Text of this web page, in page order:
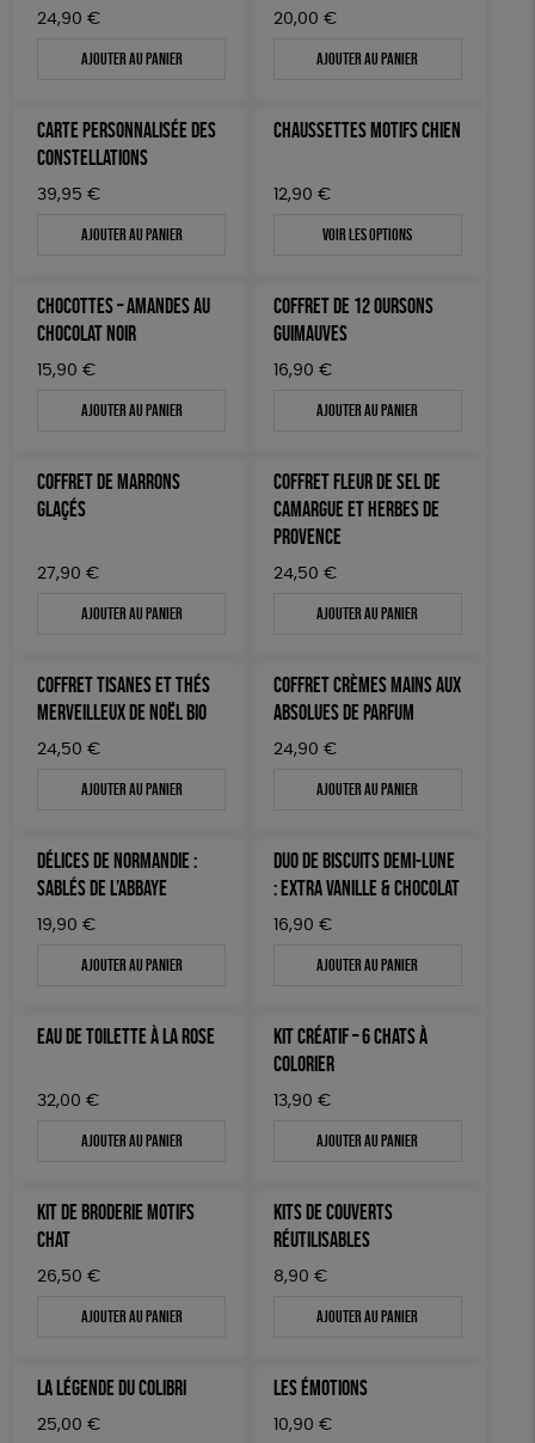
24,90 €
Ajouter au panier
20,00 €
Ajouter au panier
CARTE PERSONNALISÉE DES
CONSTELLATIONS
39,95 €
Ajouter au panier
CHAUSSETTES MOTIFS CHIEN
12,90 €
Voir les options
CHOCOTTES – AMANDES AU
CHOCOLAT NOIR
15,90 €
Ajouter au panier
COFFRET DE 12 OURSONS
GUIMAUVES
16,90 €
Ajouter au panier
COFFRET DE MARRONS
GLAÇÉS
27,90 €
Ajouter au panier
COFFRET FLEUR DE SEL DE
CAMARGUE ET HERBES DE
PROVENCE
24,50 €
Ajouter au panier
COFFRET TISANES ET THÉS
MERVEILLEUX DE NOËL BIO
24,50 €
Ajouter au panier
COFFRET CRÈMES MAINS AUX
ABSOLUES DE PARFUM
24,90 €
Ajouter au panier
DÉLICES DE NORMANDIE :
SABLÉS DE L’ABBAYE
19,90 €
Ajouter au panier
DUO DE BISCUITS DEMI-LUNE
: EXTRA VANILLE & CHOCOLAT
16,90 €
Ajouter au panier
EAU DE TOILETTE À LA ROSE
32,00 €
Ajouter au panier
KIT CRÉATIF – 6 CHATS À
COLORIER
13,90 €
Ajouter au panier
KIT DE BRODERIE MOTIFS
CHAT
26,50 €
Ajouter au panier
KITS DE COUVERTS
RÉUTILISABLES
8,90 €
Ajouter au panier
LA LÉGENDE DU COLIBRI
25,00 €
LES ÉMOTIONS
10,90 €